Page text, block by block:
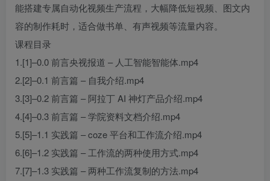
能搭建专属自动化视频生产流程，大幅降低短视频、图文内
容的制作耗时，适合做书单、有声视频等流量内容。
课程目录
1.[1]–0.0 前言央视报道 – 人工智能智能体.mp4
2.[2]–0.1 前言篇 – 自我介绍.mp4
3.[3]–0.2 前言篇 – 阿拉丁 AI 神灯产品介绍.mp4
4.[4]–0.3 前言篇 – 学院资料文档介绍.mp4
5.[5]–1.1 实践篇 – coze 平台和工作流介绍.mp4
6.[6]–1.2 实践篇 – 工作流的两种使用方式.mp4
7.[7]–1.3 实践篇 – 两种工作流复制的方法.mp4